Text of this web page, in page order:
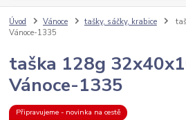
Úvod Vánoce tašky, sáčky, krabice
Vánoce-1335
taška 128g
Vánoce-1335
Připravujeme - novinka na cestě